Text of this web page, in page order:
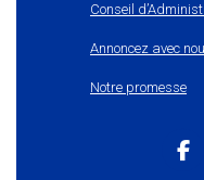
Conseil
Annoncez avec
Notre promesse